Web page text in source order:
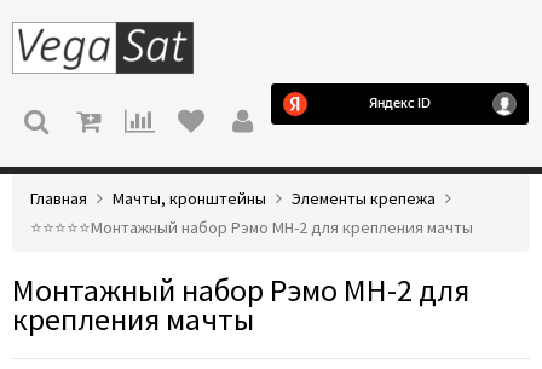
МЕНЮ
Главная Мачты, кронштейны
Элементы крепежа
⭐️⭐️⭐️⭐️⭐️Монтажный набор Рэмо МН-2 для крепления мачты
Монтажный набор Рэмо МН-2 для
крепления мачты